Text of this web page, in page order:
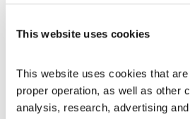
This website uses cookies
This website uses cookies that
proper operation, as well as other
analysis, research, advertising